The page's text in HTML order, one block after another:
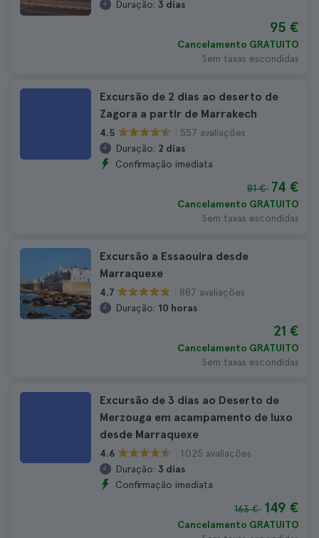
Duração: 3 dias
95 €
Cancelamento GRATUITO
Sem taxas escondidas
Excursão de 2 dias ao deserto de
Zagora a partir de Marrakech
4.5
557 avaliações
Duração: 2 dias
Confirmação imediata
81 € 74 €
Cancelamento GRATUITO
Sem taxas escondidas
Excursão a Essaouira desde
Marraquexe
4.7
887 avaliações
Duração: 10 horas
21 €
Cancelamento GRATUITO
Sem taxas escondidas
Excursão de 3 dias ao Deserto de
Merzouga em acampamento de luxo
desde Marraquexe
4.6
1.025 avaliações
Duração: 3 dias
Confirmação imediata
163 € 149 €
Cancelamento GRATUITO